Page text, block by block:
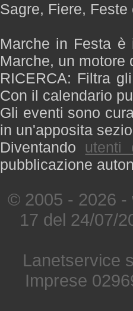
Sagre, Fiere,
Marche in Festa
Marche, un motore
RICERCA: Filtra
Con il calendario
Gli eventi sono
in un'apposita
Diventando utenti
pubblicazione
© 2005 - 2026
17 del 24/07/
Lanetservice
Imprese